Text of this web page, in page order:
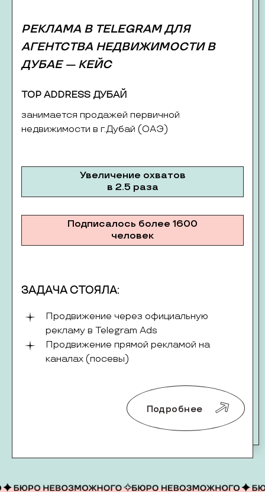
РЕКЛАМА В TELEGRAM ДЛЯ
АГЕНТСТВА НЕДВИЖИМОСТИ В
ДУБАЕ — КЕЙС
TOP ADDRESS ДУБАЙ
занимается продажей первичной
недвижимости в г.Дубай (ОАЭ)
Увеличение охватов
в 2.5 раза
Подписалось более 1600
человек
ЗАДАЧА СТОЯЛА:
Продвижение через официальную
рекламу в Telegram Ads
Продвижение прямой рекламой на
каналах (посевы)
Подробнее